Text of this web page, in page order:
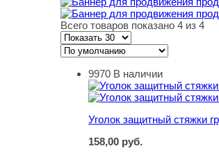
Всего товаров показано 4 из 4
Уголок защитный стяжки
9970 В наличии
Уголок защитный стяжки
158,00 руб.